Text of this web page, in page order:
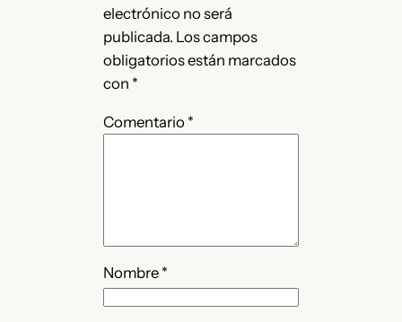
electrónico no será
publicada. Los campos
obligatorios están marcados
con *
Comentario *
Nombre *